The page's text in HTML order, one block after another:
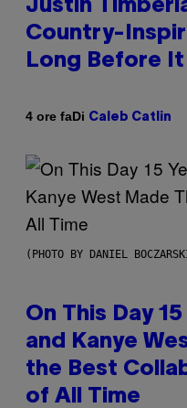
Justin
Country-
Long Before It
4 ore faDi Caleb Catlin
(PHOTO BY DANIEL
On This Day
and Kanye
the Best
of All Time